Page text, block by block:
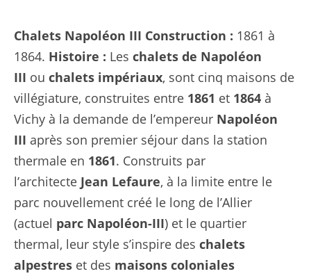
Chalets Napoléon III Construction : 1861 à
1864. Histoire : Les chalets de Napoléon
III ou chalets impériaux, sont cinq maisons de
villégiature, construites entre 1861 et 1864 à
Vichy à la demande de l’empereur Napoléon
III après son premier séjour dans la station
thermale en 1861. Construits par
l’architecte Jean Lefaure, à la limite entre le
parc nouvellement créé le long de l’Allier
(actuel parc Napoléon-III) et le quartier
thermal, leur style s’inspire des chalets
alpestres et des maisons coloniales